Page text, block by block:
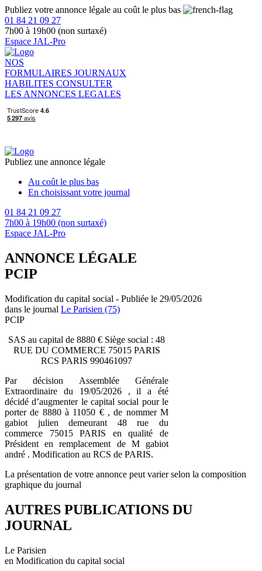
Publiez votre annonce légale au coût le plus bas
01 84 21 09 27
7h00 à 19h00 (non surtaxé)
Espace JAL-Pro
NOS
FORMULAIRES JOURNAUX
HABILITES CONSULTER
LES ANNONCES LEGALES
Publiez une annonce légale
Au coût le plus bas
En choisissant votre journal
01 84 21 09 27
7h00 à 19h00 (non surtaxé)
Espace JAL-Pro
ANNONCE LÉGALE
PCIP
Modification du capital social - Publiée le 29/05/2026
dans le journal Le Parisien (75)
PCIP
SAS au capital de 8880 € Siège social : 48
RUE DU COMMERCE 75015 PARIS
RCS PARIS 990461097
Par décision Assemblée Générale
Extraordinaire du 19/05/2026 , il a été
décidé d’augmenter le capital social pour le
porter de 8880 à 11050 € , de nommer M
gabiot julien demeurant 48 rue du
commerce 75015 PARIS en qualité de
Président en remplacement de M gabiot
andré . Modification au RCS de PARIS.
La présentation de votre annonce peut varier selon la composition
graphique du journal
AUTRES PUBLICATIONS DU
JOURNAL
Le Parisien
en Modification du capital social